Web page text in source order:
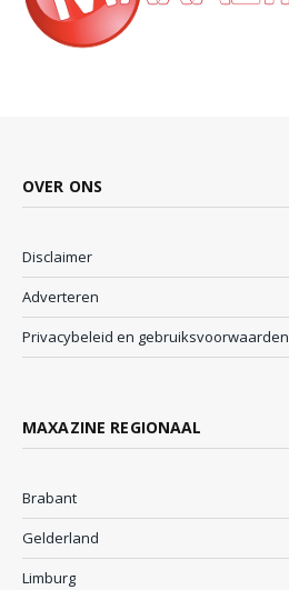
OVER ONS
Disclaimer
Adverteren
Privacybeleid en gebruiksvoorwaarden
MAXAZINE REGIONAAL
Brabant
Gelderland
Limburg